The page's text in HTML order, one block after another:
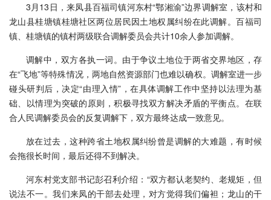
3月13日，来凤县百福司镇河东村“鄂湘渝”边界调解室，该村和
龙山县桂塘镇桂塘社区两位居民因土地权属纠纷在此调解。百福司
镇、桂塘镇的镇村两级联合调解委员会共计10余人参加调解。
调解中，双方各执一词。由于争议土地位于两省交界地区，存
在“飞地”等特殊情况，两地自然资源部门也难以确权。调解室进一步
碰头研判后，决定“由理入情”，在具体调解工作中坚持以法理为基
础、以情理为突破的原则，积极寻找双方解决矛盾的平衡点。在联
合人民调解委员会的反复调解下，双方最终达成一致意见。
放在过去，这种跨省土地权属纠纷曾是调解的大难题，有时候
会拖很长时间，最后还得不到解决。
河东村党支部书记彭召利介绍：“双方都认老契约、老规矩，但
说法不一。我们来凤的干部去处理，对方觉得我们偏袒；龙山的干